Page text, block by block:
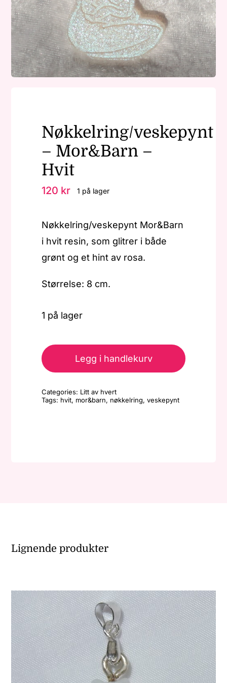
Nøkkelringer
Julepynt
Nøkkelring/veskepynt
– Mor&Barn –
Hvit
120 kr 1 på lager
Nøkkelring/veskepynt Mor&Barn
i hvit resin, som glitrer i både
grønt og et hint av rosa.
Størrelse: 8 cm.
1 på lager
-
Hvit
Legg i handlekurv
Categories: Litt av hvert
Tags: hvit, mor&barn, nøkkelring,veskepynt
Lignende produkter